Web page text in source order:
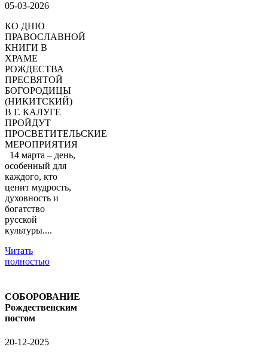
05-03-2026
КО ДНЮ
ПРАВОСЛАВНОЙ
КНИГИ В
ХРАМЕ
РОЖДЕСТВА
ПРЕСВЯТОЙ
БОГОРОДИЦЫ
(НИКИТСКИЙ)
В Г. КАЛУГЕ
ПРОЙДУТ
ПРОСВЕТИТЕЛЬСКИЕ
МЕРОПРИЯТИЯ
14 марта – день,
особенный для
каждого, кто
ценит мудрость,
духовность и
богатство
русской
культуры....
Читать
полностью
СОБОРОВАНИЕ
Рождественским
постом
20-12-2025